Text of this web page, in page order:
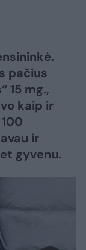
pačius
15 mg.,
kaip ir
ir
gyvenu.